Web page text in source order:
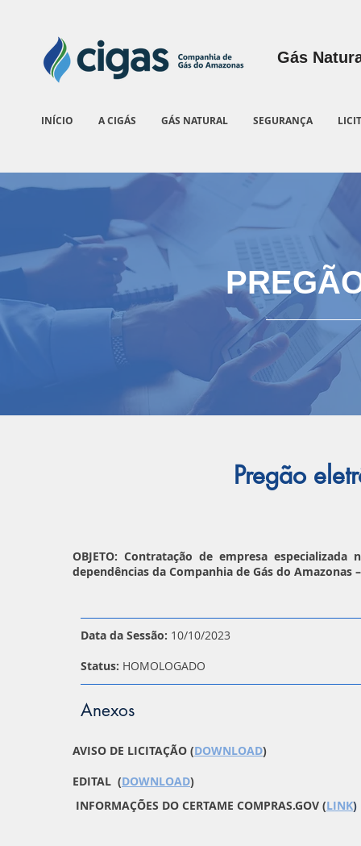
Gás
INÍCIO A CIGÁS GÁS NATURAL SEGURANÇA
Pregão
OBJETO: Contratação de empresa
dependências da Companhia de Gás do Amazonas –
Data da Sessão: 10/10/2023
Status: HOMOLOGADO
Anexos
AVISO DE LICITAÇÃO (DOWNLOAD)
EDITAL (DOWNLOAD)
INFORMAÇÕES DO CERTAME COMPRAS.GOV (LINK)